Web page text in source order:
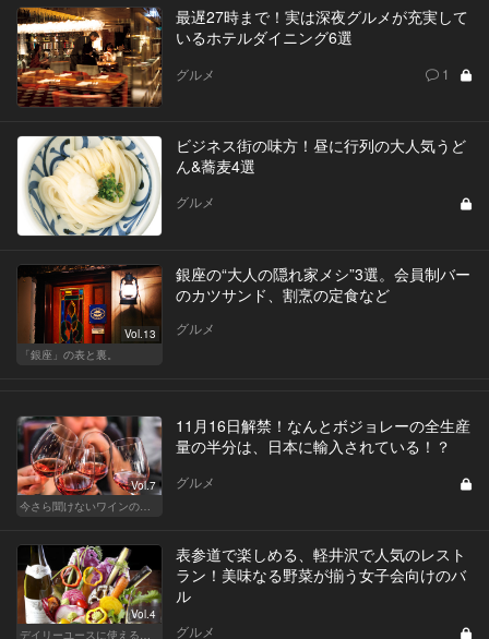
最遅27時まで！実は深夜グルメが充実して
いるホテルダイニング6選
グルメ 1
ビジネス街の味方！昼に行列の大人気うど
ん&蕎麦4選
グルメ
Vol.13
「銀座」の表と裏。
銀座の“大人の隠れ家メシ”3選。会員制バー
のカツサンド、割烹の定食など
グルメ
Vol.7
今さら聞けないワインの基礎知識
11月16日解禁！なんとボジョレーの全生産
量の半分は、日本に輸入されている！？
グルメ
Vol.4
デイリーユースに使えるキラーコンテンツのあるレストラン
表参道で楽しめる、軽井沢で人気のレスト
ラン！美味なる野菜が揃う女子会向けのバ
ル
グルメ